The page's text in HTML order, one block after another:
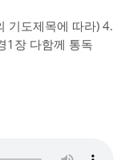
기도제목에 따라) 4.
1장 다함께 통독